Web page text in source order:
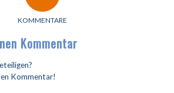
KOMMENTARE
Kommentar
Kommentar!